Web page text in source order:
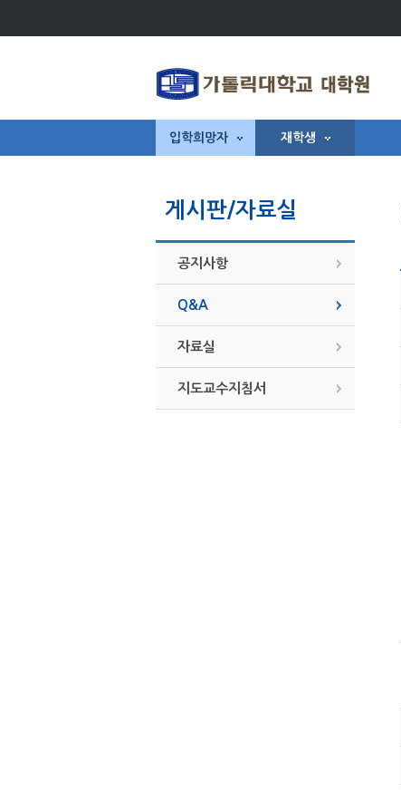
입학희망자 재학생
게시판/자료실
공지사항
Q&A
자료실
지도교수지침서